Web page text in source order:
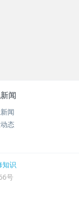
闻
闻
态
知识
号